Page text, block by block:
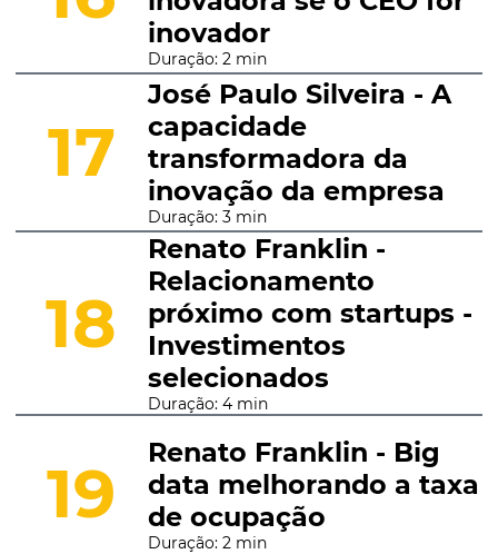
inovador
Duração: 2 min
17
José Paulo Silveira - A
capacidade
transformadora da
inovação da empresa
Duração: 3 min
18
Renato Franklin -
Relacionamento
próximo com startups -
Investimentos
selecionados
Duração: 4 min
19
Renato Franklin - Big
data melhorando a taxa
de ocupação
Duração: 2 min